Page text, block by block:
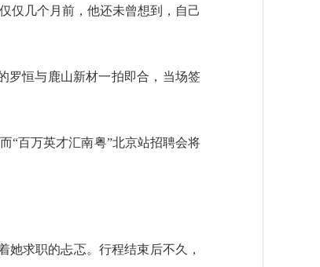
几个月前，他还未曾想到，自己
恒与鹿山新材一拍即合，当场签
百万英才汇南粤”北京站招聘会将
求职的忐忑。行程结束后不久，